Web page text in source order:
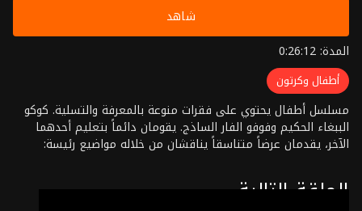
شاهد
المدة: 0:26:12
أطفال وكرتون
مسلسل أطفال يحتوي على فقرات منوعة بالمعرفة والتسلية. كوكو
الببغاء الحكيم وفوفو الفار الساذج. يقومان دائماً بتعليم أحدهما
الآخر، يقدمان عرضاً متناسقاً يناقشان من خلاله مواضيع رئيسة:
فوفو، دفتر مذكرات كوكو
الحلقة التالية